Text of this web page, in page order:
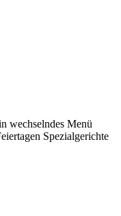
wechselndes Menü
Spezialgerichte